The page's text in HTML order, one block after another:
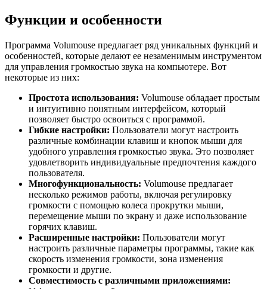
Функции и особенности
Программа Volumouse предлагает ряд уникальных функций и
особенностей, которые делают ее незаменимым инструментом
для управления громкостью звука на компьютере. Вот
некоторые из них:
Простота использования: Volumouse обладает простым
и интуитивно понятным интерфейсом, который
позволяет быстро освоиться с программой.
Гибкие настройки: Пользователи могут настроить
различные комбинации клавиш и кнопок мыши для
удобного управления громкостью звука. Это позволяет
удовлетворить индивидуальные предпочтения каждого
пользователя.
Многофункциональность: Volumouse предлагает
несколько режимов работы, включая регулировку
громкости с помощью колеса прокрутки мыши,
перемещение мыши по экрану и даже использование
горячих клавиш.
Расширенные настройки: Пользователи могут
настроить различные параметры программы, такие как
скорость изменения громкости, зона изменения
громкости и другие.
Совместимость с различными приложениями: